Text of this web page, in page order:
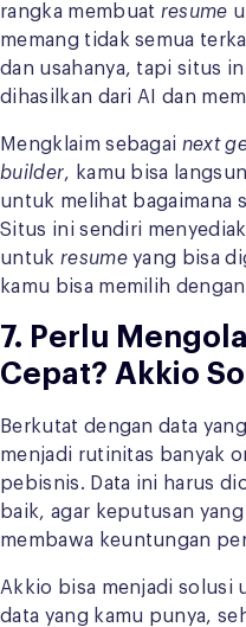
rangka membuat resume
memang tidak semua
dan usahanya, tapi situs
dihasilkan dari AI dan
Mengklaim sebagai next
builder, kamu bisa
untuk melihat bagaimana
Situs ini sendiri
untuk resumeyang bisa
kamu bisa memilih
7. Perlu
Cepat? Akkio
Berkutat dengan data
menjadi rutinitas banyak
pebisnis. Data ini harus
baik, agar keputusan
membawa keuntungan
Akkio bisa menjadi solusi
data yang kamu punya,